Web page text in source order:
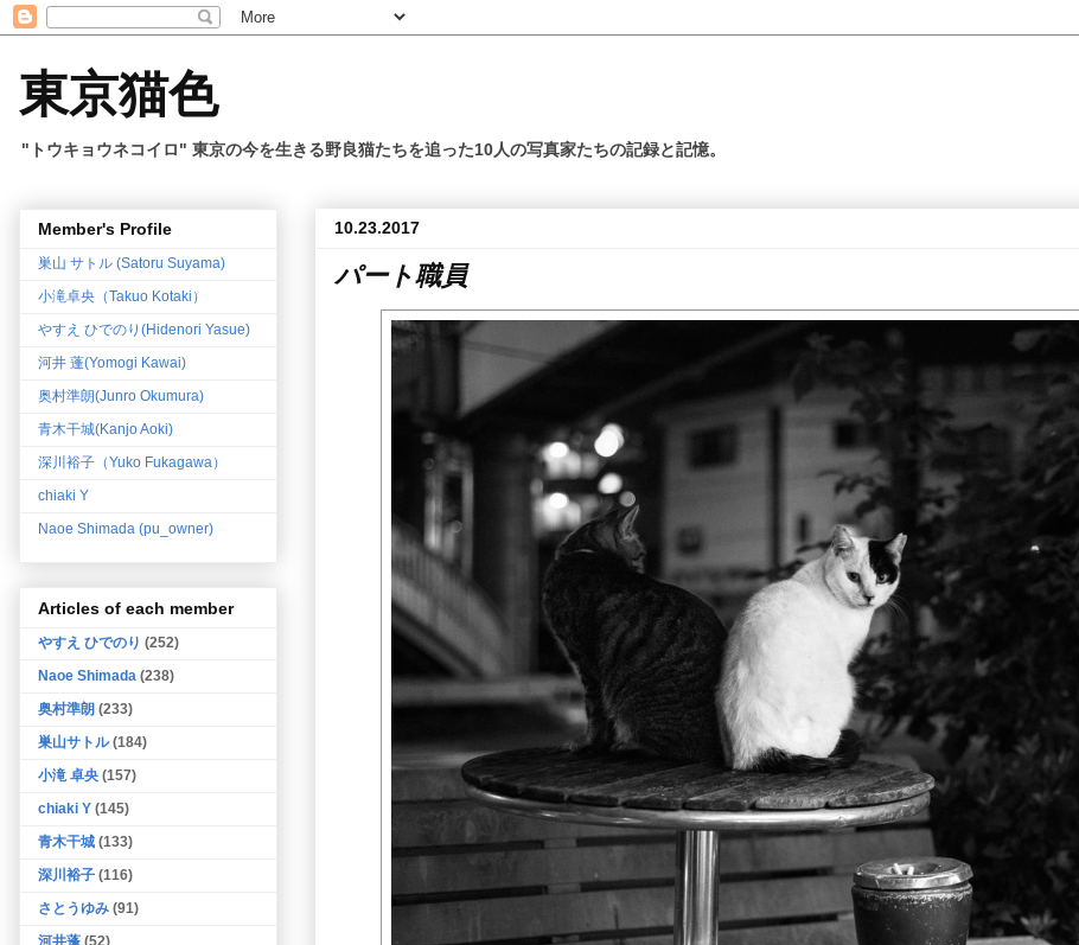
東京猫色
"トウキョウネコイロ" 東京の今を生きる野良猫たちを追った10人の写真家たちの記録と記憶。
10.23.2017
パート職員
Member's Profile
巣山 サトル (Satoru Suyama)
小滝卓央（Takuo Kotaki）
やすえ ひでのり(Hidenori Yasue)
河井 蓬(Yomogi Kawai)
奥村準朗(Junro Okumura)
青木干城(Kanjo Aoki)
深川裕子（Yuko Fukagawa）
chiaki Y
Naoe Shimada (pu_owner)
Articles of each member
やすえ ひでのり (252)
Naoe Shimada (238)
奥村準朗 (233)
巣山サトル (184)
小滝 卓央 (157)
chiaki Y (145)
青木干城 (133)
深川裕子 (116)
さとうゆみ (91)
河井蓬 (52)